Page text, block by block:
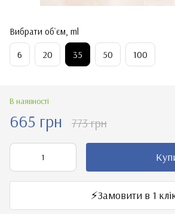
Вибрати об`єм, ml
6 20 35 50 100
В наявності
665 грн 773 грн
⚡️Замовити в 1